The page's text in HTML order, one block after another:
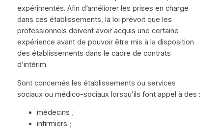
expérimentés. Afin d’améliorer les prises en charge
dans ces établissements, la loi prévoit que les
professionnels doivent avoir acquis une certaine
expérience avant de pouvoir être mis à la disposition
des établissements dans le cadre de contrats
d’intérim.
Sont concernés les établissements ou services
sociaux ou médico-sociaux lorsqu’ils font appel à des :
médecins ;
infirmiers ;